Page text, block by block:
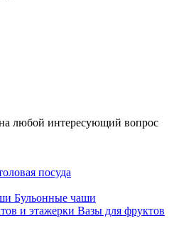
любой интересующий вопрос
посуда
Бульонные чаши
Вазы для фруктов